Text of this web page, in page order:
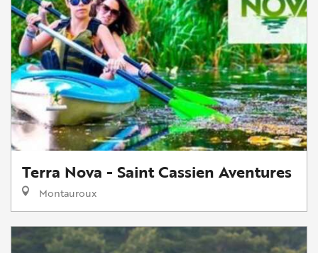
Terra Nova - Saint Cassien Aventures
Montauroux